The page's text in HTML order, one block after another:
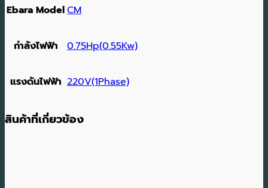
Ebara ModelCM
กำลังไฟฟ้า 0.75Hp(0.55Kw)
แรงดันไฟฟ้า 220V(1Phase)
สินค้าที่เกี่ยวข้อง